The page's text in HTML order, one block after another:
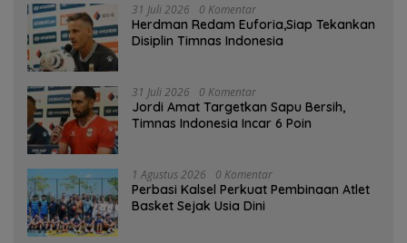
31 Juli 2026 0 Komentar
Herdman Redam Euforia,Siap Tekankan
Disiplin Timnas Indonesia
31 Juli 2026 0 Komentar
Jordi Amat Targetkan Sapu Bersih,
Timnas Indonesia Incar 6 Poin
1 Agustus 2026 0 Komentar
Perbasi Kalsel Perkuat Pembinaan Atlet
Basket Sejak Usia Dini